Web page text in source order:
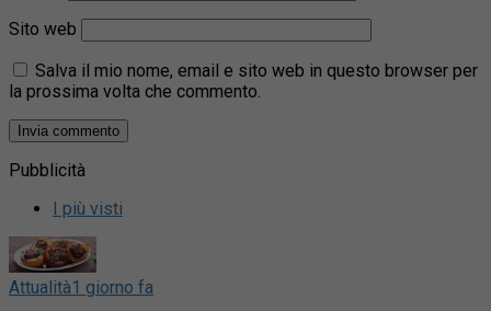
Sito web
Salva il mio nome, email e sito web in questo browser per
la prossima volta che commento.
Pubblicità
I più visti
Attualità1 giorno fa